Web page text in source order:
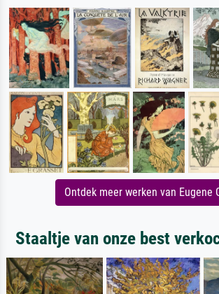
Ontdek meer werken van Eugene
Staaltje van onze best